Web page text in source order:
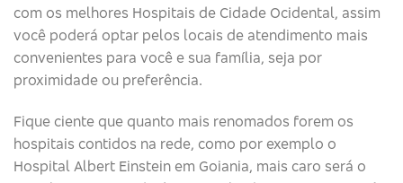
com os melhores Hospitais de Cidade Ocidental, assim
você poderá optar pelos locais de atendimento mais
convenientes para você e sua família, seja por
proximidade ou preferência.
Fique ciente que quanto mais renomados forem os
hospitais contidos na rede, como por exemplo o
Hospital Albert Einstein em Goiania, mais caro será o